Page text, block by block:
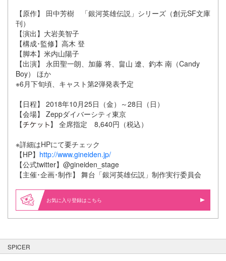
【原作】 田中芳樹 「銀河英雄伝説」シリーズ（創元SF文庫
刊）
【演出】大岩美智子
【構成･監修】高木 登
【脚本】米内山陽子
【出演】 永田聖一朗、加藤 将、畠山 遼、釣本 南（Candy
Boy） ほか
※6月下旬頃、キャスト第2弾発表予定
【日程】 2018年10月25日（金）～28日（日）
【会場】 Zeppダイバーシティ東京
【
】 全席指定 8,640円（税込）
※詳細はHPにて要チェック
【HP】 http://www.gineiden.jp/
【公式twitter】@gineiden_stage
【主催･企画･制作】 舞台「銀河英雄伝説」制作実行委員会
お気に入り登録はこちら
SPICER